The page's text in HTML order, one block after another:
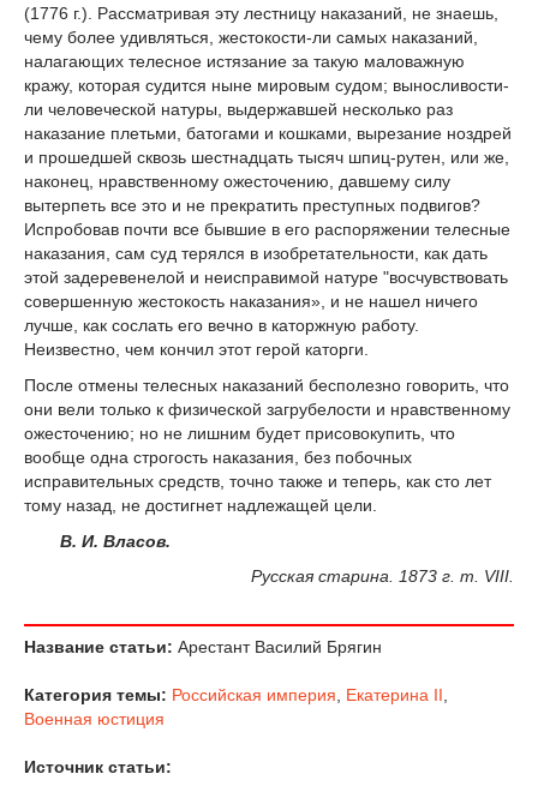
(1776 г.). Рассматривая эту лестницу наказаний, не знаешь,
чему более удивляться, жестокости-ли самых наказаний,
налагающих телесное истязание за такую маловажную
кражу, которая судится ныне мировым судом; выносливости-
ли человеческой натуры, выдержавшей несколько раз
наказание плетьми, батогами и кошками, вырезание ноздрей
и прошедшей сквозь шестнадцать тысяч шпиц-рутен, или же,
наконец, нравственному ожесточению, давшему силу
вытерпеть все это и не прекратить преступных подвигов?
Испробовав почти все бывшие в его распоряжении телесные
наказания, сам суд терялся в изобретательности, как дать
этой задеревенелой и неисправимой натуре "восчувствовать
совершенную жестокость наказания», и не нашел ничего
лучше, как сослать его вечно в каторжную работу.
Неизвестно, чем кончил этот герой каторги.
После отмены телесных наказаний бесполезно говорить, что
они вели только к физической загрубелости и нравственному
ожесточению; но не лишним будет присовокупить, что
вообще одна строгость наказания, без побочных
исправительных средств, точно также и теперь, как сто лет
тому назад, не достигнет надлежащей цели.
В. И. Власов.
Русская старина. 1873 г. т. VIII.
Название статьи: Арестант Василий Брягин
Категория темы: Российская империя Екатерина II
Военная юстиция
Источник статьи: